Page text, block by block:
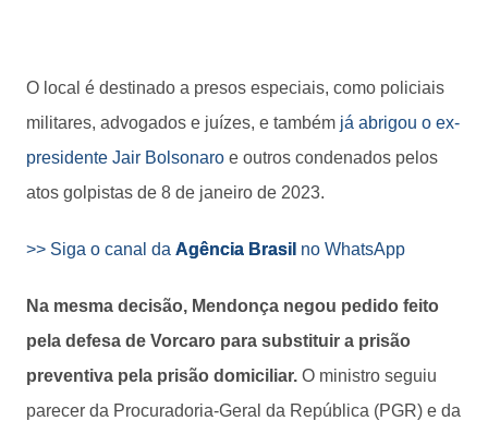
O local é destinado a presos especiais, como policiais
militares, advogados e juízes, e também já abrigou o ex-
presidente Jair Bolsonaro e outros condenados pelos
atos golpistas de 8 de janeiro de 2023.
>> Siga o canal da Agência Brasil no WhatsApp
Na mesma decisão, Mendonça negou pedido feito
pela defesa de Vorcaro para substituir a prisão
preventiva pela prisão domiciliar. O ministro seguiu
parecer da Procuradoria-Geral da República (PGR) e da